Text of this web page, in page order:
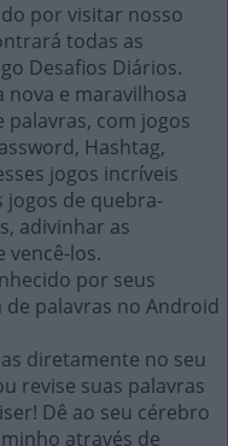
por visitar nosso
todas as
Desafios Diários.
nova e maravilhosa
palavras, com jogos
Hashtag,
jogos incríveis
jogos de quebra-
adivinhar as
vencê-los.
por seus
palavras no Android
diretamente no seu
revise suas palavras
Dê ao seu cérebro
através de